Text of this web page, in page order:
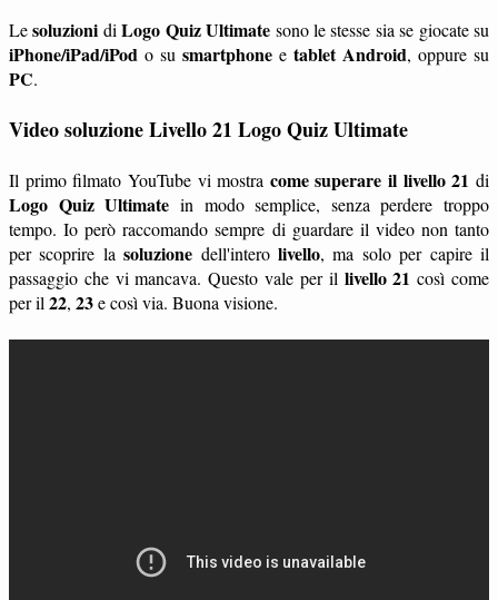
Lesoluzioni diLogo Quiz Ultimate sono le stesse sia se giocate su
iPhone/iPad/iPod o su smartphone e tablet Android, oppure su
PC.
Video soluzione Livello 21 Logo Quiz Ultimate
Il primo filmato YouTube vi mostra come superare il livello 21 di
Logo Quiz Ultimate in modo semplice, senza perdere troppo
tempo. Io però raccomando sempre di guardare il video non tanto
per scoprire lasoluzione dell'interolivello, ma solo per capire il
passaggio che vi mancava. Questo vale per il livello 21 così come
per il 22, 23e così via. Buona visione.